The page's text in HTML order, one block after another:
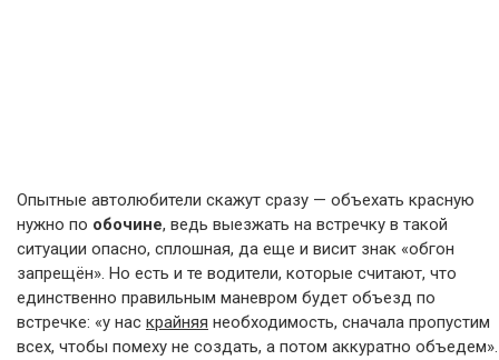
Опытные автолюбители скажут сразу — объехать красную
нужно по обочине, ведь выезжать на встречку в такой
ситуации опасно, сплошная, да еще и висит знак «обгон
запрещён». Но есть и те водители, которые считают, что
единственно правильным маневром будет объезд по
встречке: «у нас крайняя необходимость, сначала пропустим
всех, чтобы помеху не создать, а потом аккуратно объедем».